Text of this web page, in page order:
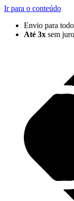
Ir para o conteúdo
Envio para todo
Até 3x sem